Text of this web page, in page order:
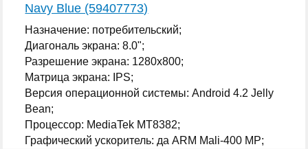
Navy Blue (59407773)
Назначение: потребительский;
Диагональ экрана: 8.0";
Разрешение экрана: 1280x800;
Матрица экрана: IPS;
Версия операционной системы: Android 4.2 Jelly
Bean;
Процессор: MediaTek MT8382;
Графический ускоритель: да ARM Mali-400 MP;